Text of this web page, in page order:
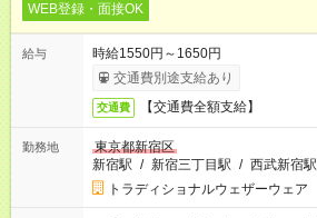
WEB登録・面接OK
給与
時給1550円～1650円
交通費別途支給あり
交通費 【交通費全額支給】
勤務地
東京都新宿区
新宿駅 / 新宿三丁目駅 / 西武新宿駅
トラディショナルウェザーウェア